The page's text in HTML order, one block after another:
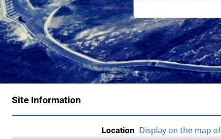
Site Information
Location Display on the map